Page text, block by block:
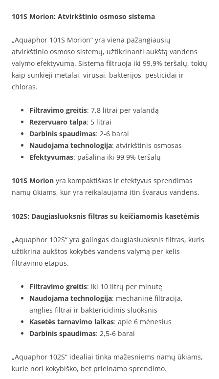
101S Morion: Atvirkštinio osmoso sistema
„Aquaphor 101S Morion“ yra viena pažangiausių
atvirkštinio osmoso sistemų, užtikrinanti aukštą vandens
valymo efektyvumą. Sistema filtruoja iki 99,9% teršalų, tokių
kaip sunkieji metalai, virusai, bakterijos, pesticidai ir
chloras.
Filtravimo greitis: 7,8 litrai per valandą
Rezervuaro talpa: 5 litrai
Darbinis spaudimas: 2-6 barai
Naudojama technologija: atvirkštinis osmosas
Efektyvumas: pašalina iki 99,9% teršalų
101S Morion yra kompaktiškas ir efektyvus sprendimas
namų ūkiams, kur yra reikalaujama itin švaraus vandens.
102S: Daugiasluoksnis filtras su keičiamomis kasetėmis
„Aquaphor 102S“ yra galingas daugiasluoksnis filtras, kuris
užtikrina aukštos kokybės vandens valymą per kelis
filtravimo etapus.
Filtravimo greitis: iki 10 litrų per minutę
Naudojama technologija: mechaninė filtracija,
anglies filtrai ir baktericidinis sluoksnis
Kasetės tarnavimo laikas: apie 6 mėnesius
Darbinis spaudimas: 2,5-6 barai
„Aquaphor 102S“ idealiai tinka mažesniems namų ūkiams,
kurie nori kokybiško, bet prieinamo sprendimo.